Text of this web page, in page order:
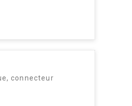
connecteur